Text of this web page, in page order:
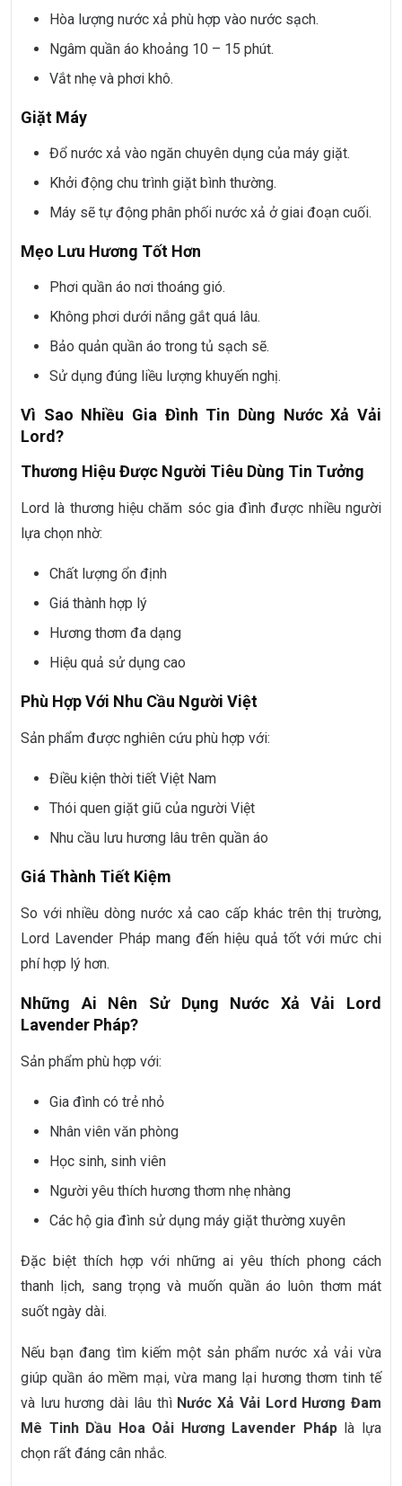
Hòa lượng nước xả phù hợp vào nước sạch.
Ngâm quần áo khoảng 10 – 15 phút.
Vắt nhẹ và phơi khô.
Giặt Máy
Đổ nước xả vào ngăn chuyên dụng của máy giặt.
Khởi động chu trình giặt bình thường.
Máy sẽ tự động phân phối nước xả ở giai đoạn cuối.
Mẹo Lưu Hương Tốt Hơn
Phơi quần áo nơi thoáng gió.
Không phơi dưới nắng gắt quá lâu.
Bảo quản quần áo trong tủ sạch sẽ.
Sử dụng đúng liều lượng khuyến nghị.
Vì Sao Nhiều Gia Đình Tin Dùng Nước Xả Vải
Lord?
Thương Hiệu Được Người Tiêu Dùng Tin Tưởng
Lord là thương hiệu chăm sóc gia đình được nhiều người
lựa chọn nhờ:
Chất lượng ổn định
Giá thành hợp lý
Hương thơm đa dạng
Hiệu quả sử dụng cao
Phù Hợp Với Nhu Cầu Người Việt
Sản phẩm được nghiên cứu phù hợp với:
Điều kiện thời tiết Việt Nam
Thói quen giặt giũ của người Việt
Nhu cầu lưu hương lâu trên quần áo
Giá Thành Tiết Kiệm
So với nhiều dòng nước xả cao cấp khác trên thị trường,
Lord Lavender Pháp mang đến hiệu quả tốt với mức chi
phí hợp lý hơn.
Những Ai Nên Sử Dụng Nước Xả Vải Lord
Lavender Pháp?
Sản phẩm phù hợp với:
Gia đình có trẻ nhỏ
Nhân viên văn phòng
Học sinh, sinh viên
Người yêu thích hương thơm nhẹ nhàng
Các hộ gia đình sử dụng máy giặt thường xuyên
Đặc biệt thích hợp với những ai yêu thích phong cách
thanh lịch, sang trọng và muốn quần áo luôn thơm mát
suốt ngày dài.
Nếu bạn đang tìm kiếm một sản phẩm nước xả vải vừa
giúp quần áo mềm mại, vừa mang lại hương thơm tinh tế
và lưu hương dài lâu thì Nước Xả Vải Lord Hương Đam
Mê Tinh Dầu Hoa Oải Hương Lavender Pháplà lựa
chọn rất đáng cân nhắc.